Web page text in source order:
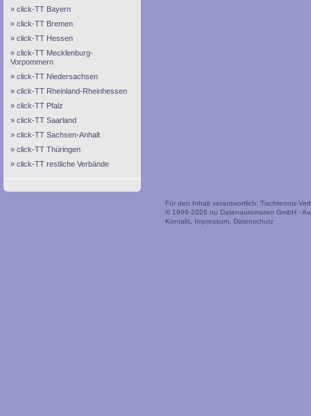
click-TT Bayern
click-TT Bremen
click-TT Hessen
click-TT Mecklenburg-
Vorpommern
click-TT Niedersachsen
click-TT Rheinland-Rheinhessen
click-TT Pfalz
click-TT Saarland
click-TT Sachsen-Anhalt
click-TT Thüringen
click-TT restliche Verbände
Für den Inhalt verantwortlich: Tischtennis-
© 1999-2026 nu Datenautomaten GmbH -
Kontakt
Impressum Datenschutz